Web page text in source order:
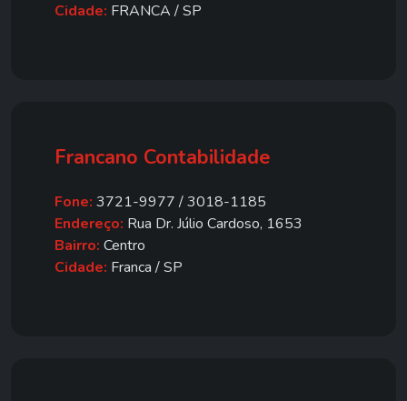
Cidade: FRANCA / SP
Francano Contabilidade
Fone: 3721-9977 / 3018-1185
Endereço: Rua Dr. Júlio Cardoso, 1653
Bairro: Centro
Cidade: Franca / SP